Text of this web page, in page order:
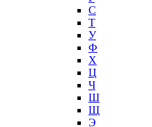
С
Т
У
Ф
Х
Ц
Ч
Ш
Щ
Э